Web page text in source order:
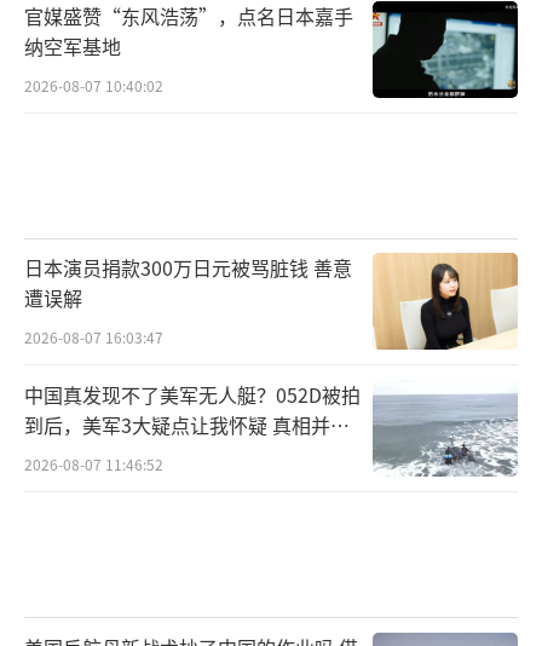
官媒盛赞“东风浩荡”，点名日本嘉手
纳空军基地
2026-08-07 10:40:02
日本演员捐款300万日元被骂脏钱 善意
遭误解
2026-08-07 16:03:47
中国真发现不了美军无人艇？052D被拍
到后，美军3大疑点让我怀疑 真相并非
如此
2026-08-07 11:46:52